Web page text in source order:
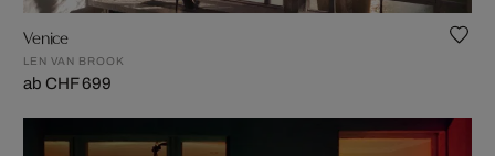
Venice
LEN VAN BROOK
ab CHF 699